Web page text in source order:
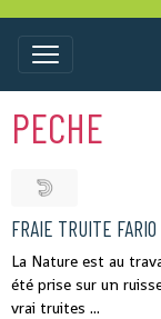
PECHE
FRAIE TRUITE
La Nature est au
été prise sur un
vrai truites ...